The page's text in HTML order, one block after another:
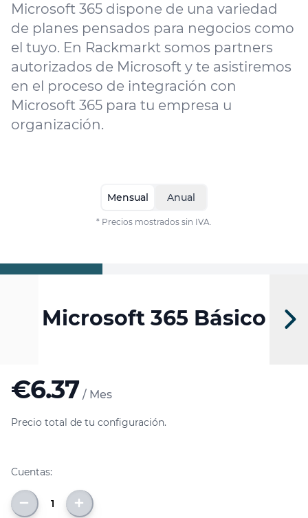
Microsoft 365 dispone de una variedad
de planes pensados para negocios como
el tuyo. En Rackmarkt somos partners
autorizados de Microsoft y te asistiremos
en el proceso de integración con
Microsoft 365 para tu empresa u
organización.
Mensual Anual
* Precios mostrados sin IVA.
Microsoft 365 Básico
€6.37 / Mes
Precio total de tu configuración.
Cuentas: